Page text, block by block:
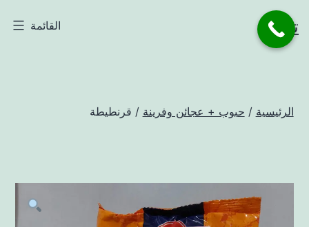
التخطي
إلىتاجر القائمة
الرئيسية / حبوب + عجائن وفرينة / قرنطيطة